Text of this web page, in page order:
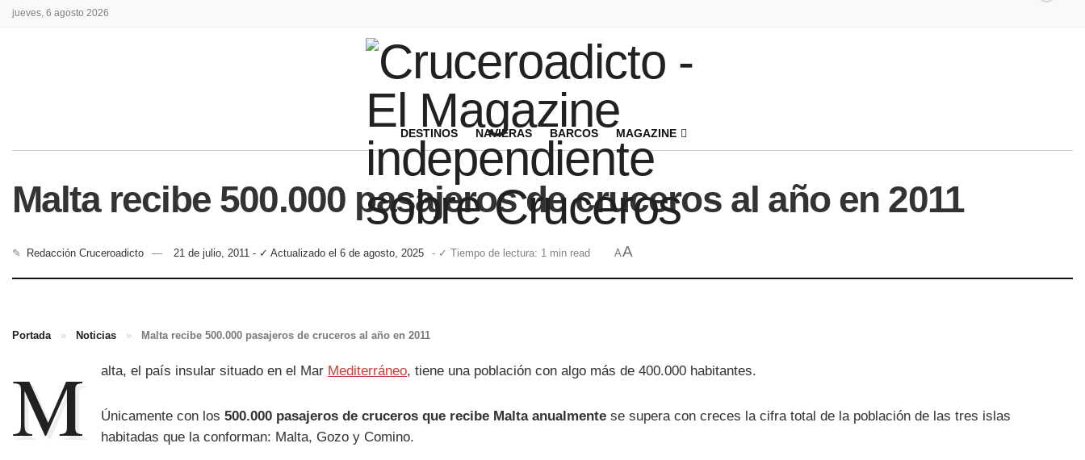
jueves, 6 agosto 2026
DESTINOS NAVIERAS BARCOS MAGAZINE
Malta recibe 500.000 pasajeros de cruceros al año en 2011
✎ Redacción Cruceroadicto 21 de julio, 2011 - ✓ Actualizado el 6 de agosto, 2025 - ✓ Tiempo de lectura: 1 min read AA
Portada » Noticias » Malta recibe 500.000 pasajeros de cruceros al año en 2011
M alta, el país insular situado en el Mar Mediterráneo, tiene una población con algo más de 400.000 habitantes.
Únicamente con los500.000 pasajeros de cruceros que recibe Malta anualmente se supera con creces la cifra total de la población de las tres islas
habitadas que la conforman: Malta, Gozo y Comino.